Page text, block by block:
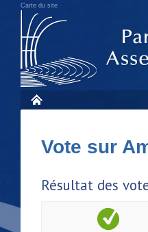
Carte du site
Vote sur
Résultat des